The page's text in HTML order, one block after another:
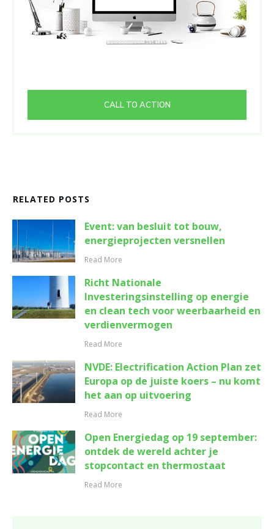
CALL TO ACTION
RELATED POSTS
Event: van besluit tot bouw,
energieprojecten versnellen
Read More
Richt Nationale
Investeringsinstelling op energie
en clean tech voor weerbaarheid en
verdienvermogen
Read More
NVDE: Electrification Action Plan zet
Europa op de juiste koers – nu komt
het aan op uitvoering
Read More
Open Energiedag op 19 september:
ontdek de wereld achter je
stopcontact en thermostaat
Read More